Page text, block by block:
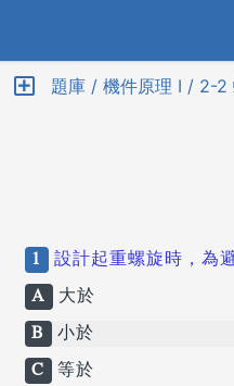
題庫 / 機件原理 I / 2-2
1 設計起重螺旋時，為
A 大於
B 小於
C 等於